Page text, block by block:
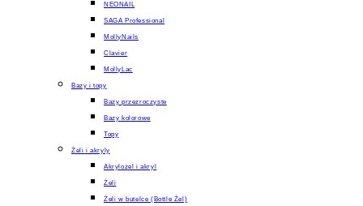
NEONAIL
SAGA Professional
MollyNails
Clavier
MollyLac
Bazy i topy
Bazy przezroczyste
Bazy kolorowe
Topy
Żeli i akryly
Akrylożel i akryl
Żeli
Żeli w butelce (Bottle Żel)